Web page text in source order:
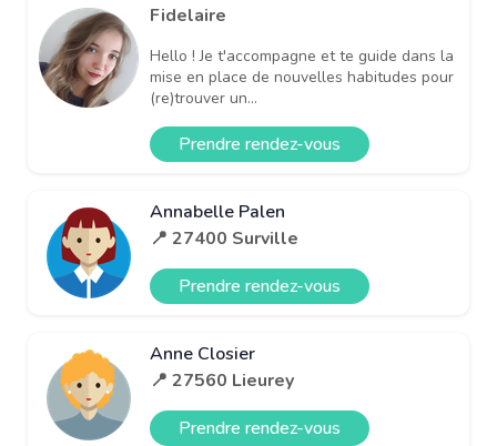
Fidelaire
Hello ! Je t'accompagne et te guide dans la
mise en place de nouvelles habitudes pour
(re)trouver un...
Prendre rendez-vous
Annabelle Palen
📍 27400 Surville
Prendre rendez-vous
Anne Closier
📍 27560 Lieurey
Prendre rendez-vous